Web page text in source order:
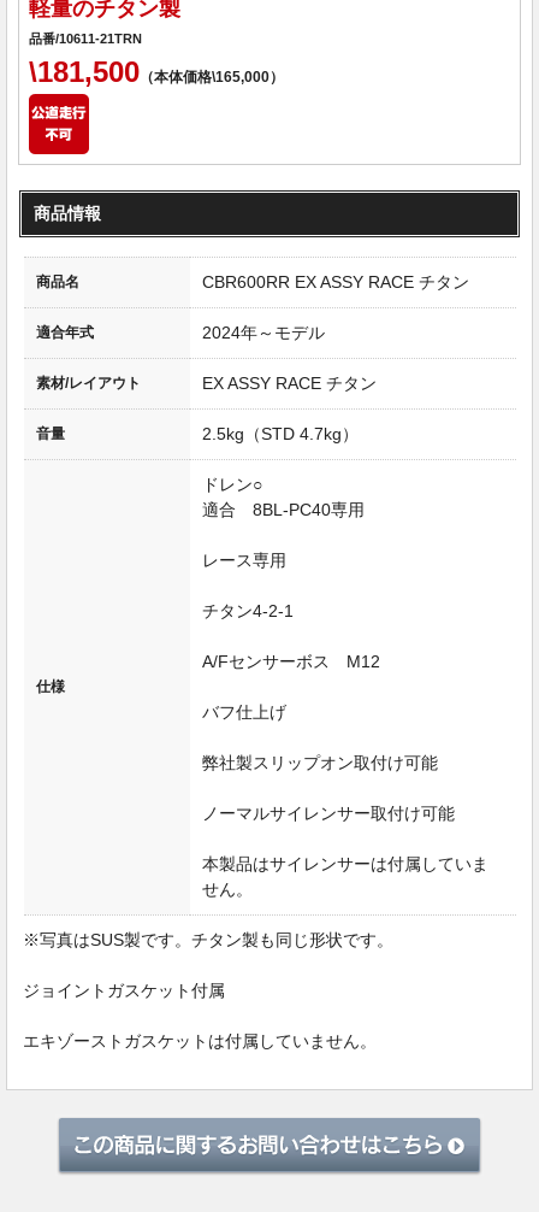
軽量のチタン製
品番/10611-21TRN
\181,500 （本体価格\165,000）
商品情報
商品名 CBR600RR EX ASSY RACE チタン
適合年式 2024年～モデル
素材/レイアウト EX ASSY RACE チタン
音量 2.5kg（STD 4.7kg）
仕様
ドレン○
適合 8BL-PC40専用
レース専用
チタン4-2-1
A/Fセンサーボス M12
バフ仕上げ
弊社製スリップオン取付け可能
ノーマルサイレンサー取付け可能
本製品はサイレンサーは付属していま
せん。
※写真はSUS製です。チタン製も同じ形状です。
ジョイントガスケット付属
エキゾーストガスケットは付属していません。